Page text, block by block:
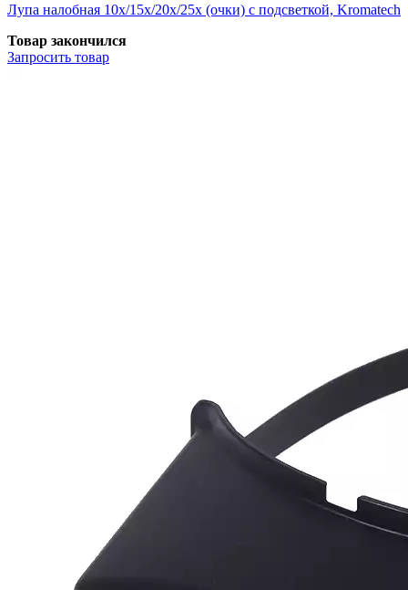
Лупа налобная 10х/15х/20х/25х (очки) с подсветкой, Kromatech
Товар закончился
Запросить товар